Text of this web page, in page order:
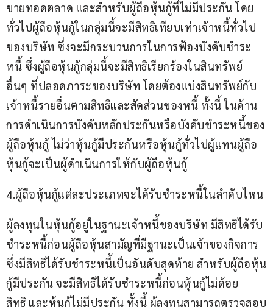
ขายทอดตลาด และสำหรับผู้ถือหุ้นกู้ที่ไม่มีประกัน โดย
ทั่วไปผู้ถือหุ้นกู้ในกลุ่มนี้จะมีสิทธิเทียบเท่าเจ้าหนี้ทั่วไป
ของบริษัท ซึ่งจะมีกระบวนการในการฟ้องบังคับชำระ
หนี้ ซึ่งผู้ถือหุ้นกู้กลุ่มนี้จะมีสิทธิเรียกร้องในสินทรัพย์
อื่นๆ ที่ปลอดภาระของบริษัท โดยต้องแบ่งสินทรัพย์กับ
เจ้าหนี้รายอื่นตามสิทธิและสัดส่วนของหนี้ ทั้งนี้ ในด้าน
การดำเนินการบังคับหลักประกันหรือบังคับชำระหนี้ของ
ผู้ถือหุ้นกู้ ไม่ว่าหุ้นกู้มีประกันหรือหุ้นกู้ทั่วไปผู้แทนผู้ถือ
หุ้นกู้จะเป็นผู้ดำเนินการให้กับผู้ถือหุ้นกู้
4.ผู้ถือหุ้นกู้แต่ละประเภทจะได้รับชำระหนี้ในลำดับไหน
ผู้ลงทุนในหุ้นกู้อยู่ในฐานะเจ้าหนี้ของบริษัท มีสิทธิได้รับ
ชำระหนี้ก่อนผู้ถือหุ้นสามัญที่มีฐานะเป็นเจ้าของกิจการ
ซึ่งมีสิทธิได้รับชำระหนี้เป็นอันดับสุดท้าย สำหรับผู้ถือหุ้น
กู้มีประกัน จะมีสิทธิได้รับชำระหนี้ก่อนหุ้นกู้ไม่ด้อย
สิทธิ และหุ้นกู้ไม่มีประกัน ทั้งนี้ ผู้ลงทุนสามารถตรวจสอบ